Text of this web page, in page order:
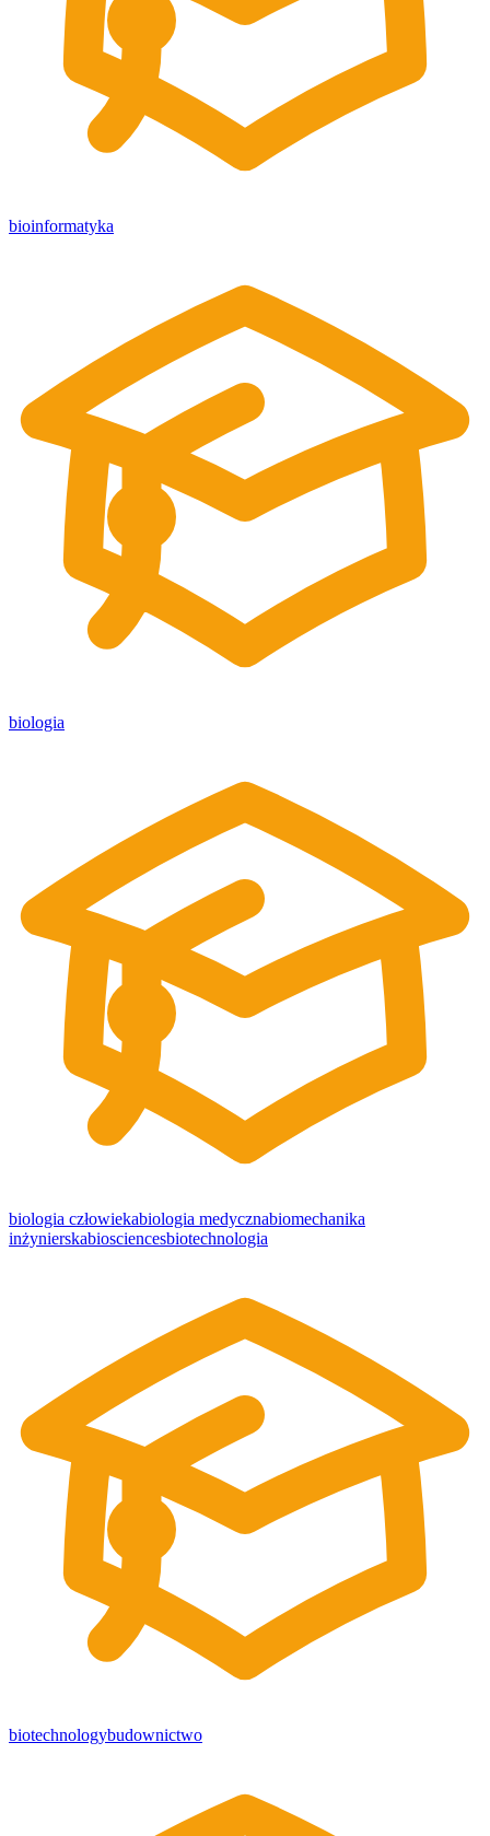
bioinformatyka
biologia
biologia człowiekabiologia medycznabiomechanika
inżynierskabiosciencesbiotechnologia
biotechnologybudownictwo